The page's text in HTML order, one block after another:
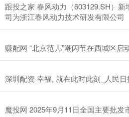
跟投之家 春风动力（603129.SH）
司为浙江春风动力技术研发有限公司
赚配网 “北京范儿”潮闪节在西城区
深圳配资 幸福, 就在此时此刻_人民日
魔投网 2025年9月11日全国主要批发